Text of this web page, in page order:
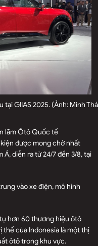
GIIAS 2025. (Ảnh: Minh
lãm Ôtô Quốc tế
được mong chờ nhất
diễn ra từ 24/7 đến 3/8, tại
vào xe điện, mô hình
hơn 60 thương hiệu ôtô
thế của Indonesia là một thị
ôtô trong khu vực.